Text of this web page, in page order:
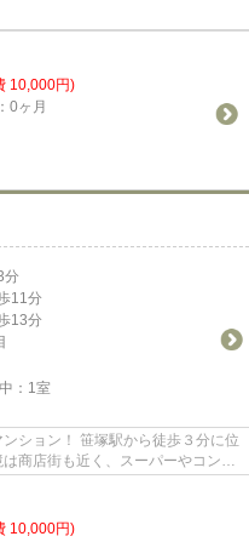
10,000円)
0ヶ月
分
11分
13分
： 1室
ション！ 笹塚駅から徒歩３分に位
商店街も近く、スーパーやコンビ
10,000円)